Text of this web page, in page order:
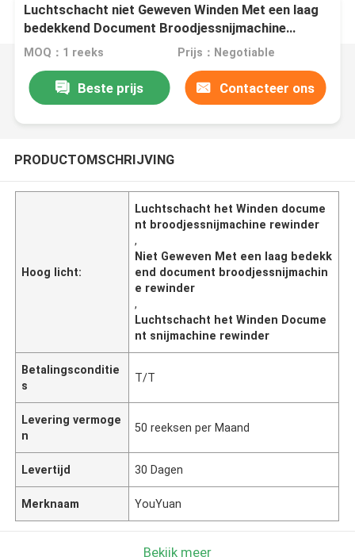
Luchtschacht niet Geweven Winden Met een laag
bedekkend Document Broodjessnijmachine
Rewinder
MOQ：1 reeks Prijs：Negotiable
Beste prijs Contacteer ons
PRODUCTOMSCHRIJVING
Hoog licht:
Luchtschacht het Winden docume
nt broodjessnijmachine rewinder
,
Niet Geweven Met een laag bedekk
end document broodjessnijmachin
e rewinder
,
Luchtschacht het Winden Docume
nt snijmachine rewinder
Betalingsconditie
s
T/T
Levering vermoge
n
50 reeksen per Maand
Levertijd 30 Dagen
Merknaam YouYuan
Bekijk meer